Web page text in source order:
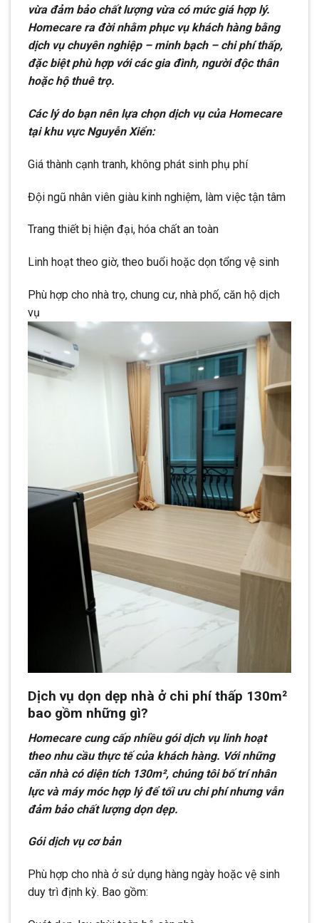
vừa đảm bảo chất lượng vừa có mức giá hợp lý.
Homecare ra đời nhằm phục vụ khách hàng bằng
dịch vụ chuyên nghiệp – minh bạch – chi phí thấp,
đặc biệt phù hợp với các gia đình, người độc thân
hoặc hộ thuê trọ.
Các lý do bạn nên lựa chọn dịch vụ của Homecare
tại khu vực Nguyễn Xiển:
Giá thành cạnh tranh, không phát sinh phụ phí
Đội ngũ nhân viên giàu kinh nghiệm, làm việc tận tâm
Trang thiết bị hiện đại, hóa chất an toàn
Linh hoạt theo giờ, theo buổi hoặc dọn tổng vệ sinh
Phù hợp cho nhà trọ, chung cư, nhà phố, căn hộ dịch
vụ
Dịch vụ dọn dẹp nhà ở chi phí thấp 130m²
bao gồm những gì?
Homecare cung cấp nhiều gói dịch vụ linh hoạt
theo nhu cầu thực tế của khách hàng. Với những
căn nhà có diện tích 130m², chúng tôi bố trí nhân
lực và máy móc hợp lý để tối ưu chi phí nhưng vẫn
đảm bảo chất lượng dọn dẹp.
Gói dịch vụ cơ bản
Phù hợp cho nhà ở sử dụng hàng ngày hoặc vệ sinh
duy trì định kỳ. Bao gồm: